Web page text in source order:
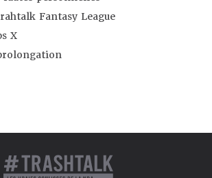
Fantasy League
X